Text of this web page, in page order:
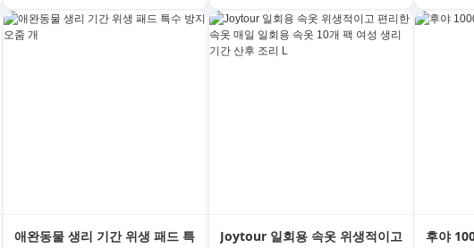
애완동물 생리 기간 위생 패드 특
Joytour 일회용 속옷 위생적이고
후야